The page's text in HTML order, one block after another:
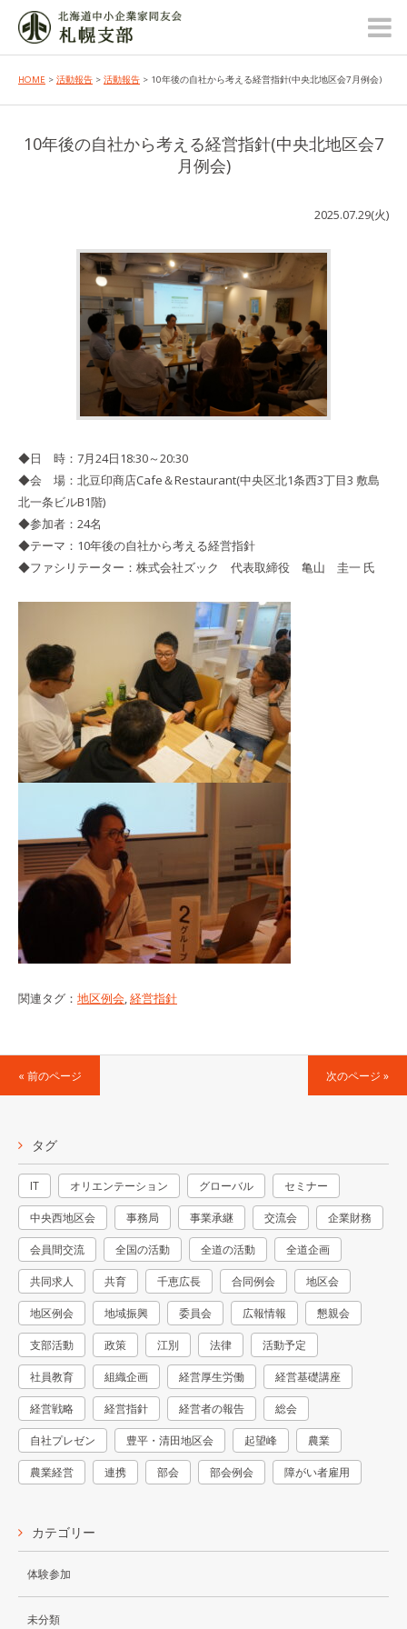
HOME > 活動報告 > 活動報告 > 10年後の自社から考える経営指針(中央北地区会7月例会)
10年後の自社から考える経営指針(中央北地区会7
月例会)
2025.07.29(火)
◆日 時：7月24日18:30～20:30
◆会 場：北豆印商店Cafe＆Restaurant(中央区北1条西3丁目3 敷島
北一条ビルB1階)
◆参加者：24名
◆テーマ：10年後の自社から考える経営指針
◆ファシリテーター：株式会社ズック 代表取締役 亀山 圭一 氏
関連タグ： 地区例会,経営指針
« 前のページ 次のページ »
タグ
IT オリエンテーション グローバル セミナー
中央西地区会 事務局 事業承継 交流会 企業財務
会員間交流 全国の活動 全道の活動 全道企画
共同求人 共育 千恵広長 合同例会 地区会
地区例会 地域振興 委員会 広報情報 懇親会
支部活動 政策 江別 法律 活動予定
社員教育 組織企画 経営厚生労働 経営基礎講座
経営戦略 経営指針 経営者の報告 総会
自社プレゼン 豊平・清田地区会 起望峰 農業
農業経営 連携 部会 部会例会 障がい者雇用
カテゴリー
体験参加
未分類